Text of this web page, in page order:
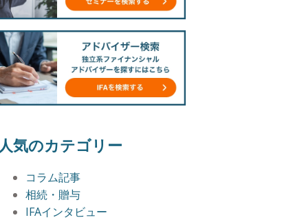
人気のカテゴリー
コラム記事
相続・贈与
IFAインタビュー